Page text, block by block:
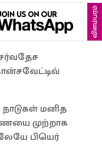
விளம்பரம்
மனித
முற்றாக
பியெர்